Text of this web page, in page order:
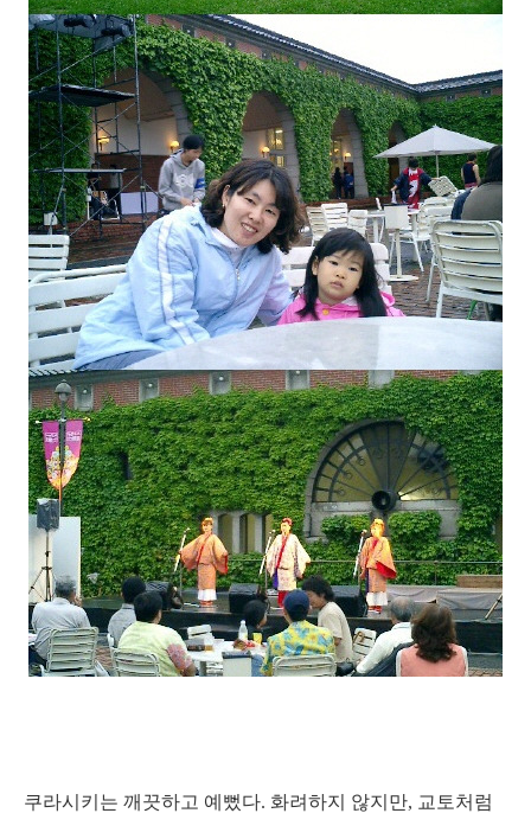
쿠라시키는 깨끗하고 예뻤다. 화려하지 않지만, 교토처럼